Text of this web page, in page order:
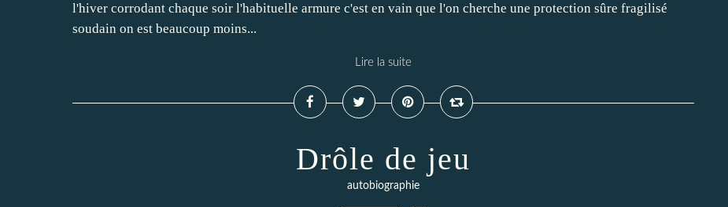
l'hiver corrodant chaque soir l'habituelle armure c'est en vain que l'on cherche une protection sûre fragilisé
soudain on est beaucoup moins...
Lire la suite
Drôle de jeu
autobiographie